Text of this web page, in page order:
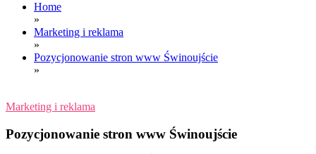
Home
»
Marketing i reklama
»
Pozycjonowanie stron www Świnoujście
»
Marketing i reklama
Pozycjonowanie stron www Świnoujście